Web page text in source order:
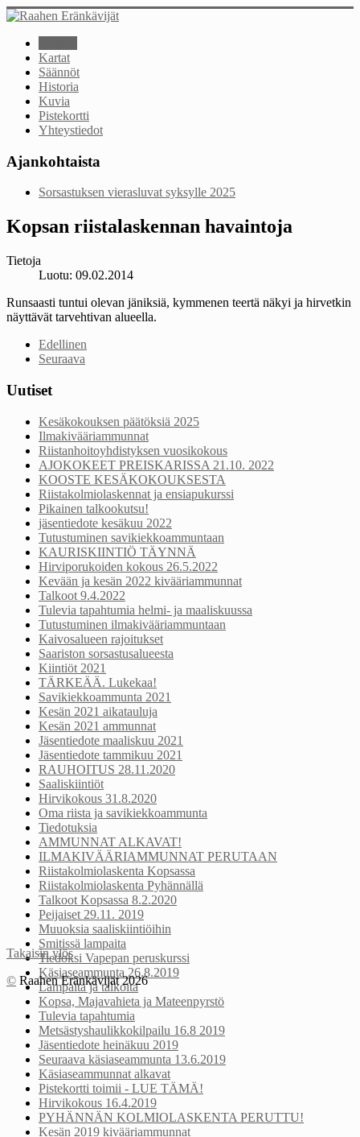
Kartat
Säännöt
Historia
Kuvia
Pistekortti
Yhteystiedot
Ajankohtaista
Sorsastuksen vierasluvat syksylle 2025
Kopsan riistalaskennan havaintoja
Tietoja
Luotu: 09.02.2014
Runsaasti tuntui olevan jäniksiä, kymmenen teertä näkyi ja hirvetkin
näyttävät tarvehtivan alueella.
Edellinen
Seuraava
Uutiset
Kesäkokouksen päätöksiä 2025
Ilmakivääriammunnat
Riistanhoitoyhdistyksen vuosikokous
AJOKOKEET PREISKARISSA 21.10. 2022
KOOSTE KESÄKOKOUKSESTA
Riistakolmiolaskennat ja ensiapukurssi
Pikainen talkookutsu!
jäsentiedote kesäkuu 2022
Tutustuminen savikiekkoammuntaan
KAURISKIINTIÖ TÄYNNÄ
Hirviporukoiden kokous 26.5.2022
Kevään ja kesän 2022 kivääriammunnat
Talkoot 9.4.2022
Tulevia tapahtumia helmi- ja maaliskuussa
Tutustuminen ilmakivääriammuntaan
Kaivosalueen rajoitukset
Saariston sorsastusalueesta
Kiintiöt 2021
TÄRKEÄÄ. Lukekaa!
Savikiekkoammunta 2021
Kesän 2021 aikatauluja
Kesän 2021 ammunnat
Jäsentiedote maaliskuu 2021
Jäsentiedote tammikuu 2021
RAUHOITUS 28.11.2020
Saaliskiintiöt
Hirvikokous 31.8.2020
Oma riista ja savikiekkoammunta
Tiedotuksia
AMMUNNAT ALKAVAT!
ILMAKIVÄÄRIAMMUNNAT PERUTAAN
Riistakolmiolaskenta Kopsassa
Riistakolmiolaskenta Pyhännällä
Talkoot Kopsassa 8.2.2020
Peijaiset 29.11. 2019
Muuoksia saaliskiintiöihin
Smitissä lampaita
Tiedoksi Vapepan peruskurssi
Käsiaseammunta 26.8.2019
Lampaita ja talkoita
Kopsa, Majavahieta ja Mateenpyrstö
Tulevia tapahtumia
Metsästyshaulikkokilpailu 16.8 2019
Jäsentiedote heinäkuu 2019
Seuraava käsiaseammunta 13.6.2019
Käsiaseammunnat alkavat
Pistekortti toimii - LUE TÄMÄ!
Hirvikokous 16.4.2019
PYHÄNNÄN KOLMIOLASKENTA PERUTTU!
Kesän 2019 kivääriammunnat
Takaisin ylös
© Raahen Eränkävijät 2026